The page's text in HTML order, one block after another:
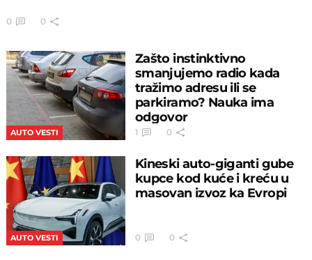
0 0
AUTO VESTI
Zašto instinktivno
smanjujemo radio kada
tražimo adresu ili se
parkiramo? Nauka ima
odgovor
1 0
AUTO VESTI
Kineski auto-giganti gube
kupce kod kuće i kreću u
masovan izvoz ka Evropi
0 0